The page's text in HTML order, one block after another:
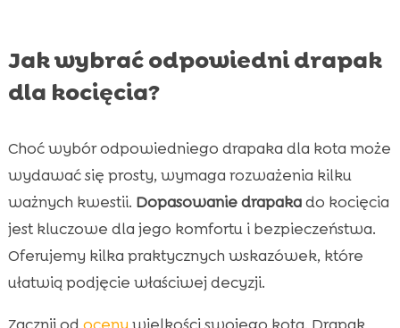
Jak wybrać odpowiedni drapak
dla kocięcia?
Choć wybór odpowiedniego drapaka dla kota może
wydawać się prosty, wymaga rozważenia kilku
ważnych kwestii. Dopasowanie drapakado kocięcia
jest kluczowe dla jego komfortu i bezpieczeństwa.
Oferujemy kilka praktycznych wskazówek, które
ułatwią podjęcie właściwej decyzji.